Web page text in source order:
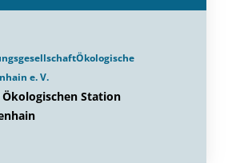
e. V.
Station